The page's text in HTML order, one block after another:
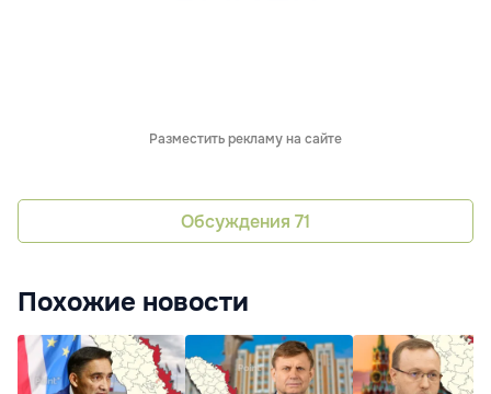
Разместить рекламу на сайте
Обсуждения 71
Похожие новости